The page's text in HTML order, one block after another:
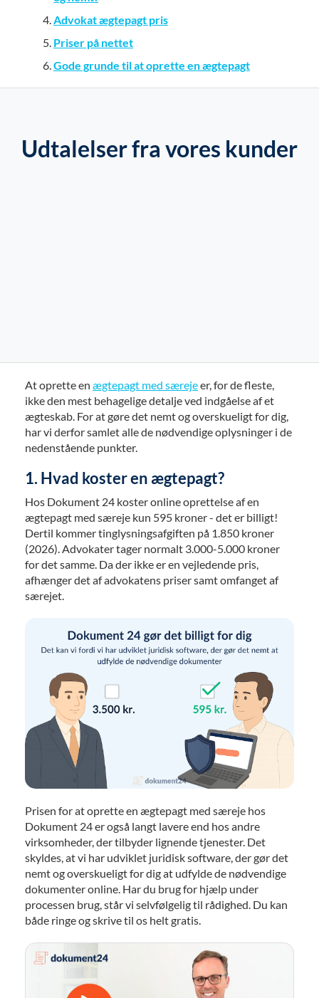
Advokat ægtepagt pris
Priser på nettet
Gode grunde til at oprette en ægtepagt
Udtalelser fra vores kunder
At oprette en ægtepagt med særejeer, for de fleste,
ikke den mest behagelige detalje ved indgåelse af et
ægteskab. For at gøre det nemt og overskueligt for dig,
har vi derfor samlet alle de nødvendige oplysninger i de
nedenstående punkter.
1. Hvad koster en ægtepagt?
Hos Dokument 24 koster online oprettelse af en
ægtepagt med særeje kun 595 kroner - det er billigt!
Dertil kommer tinglysningsafgiften på 1.850 kroner
(2026). Advokater tager normalt 3.000-5.000 kroner
for det samme. Da der ikke er en vejledende pris,
afhænger det af advokatens priser samt omfanget af
særejet.
Prisen for at oprette en ægtepagt med særeje hos
Dokument 24 er også langt lavere end hos andre
virksomheder, der tilbyder lignende tjenester. Det
skyldes, at vi har udviklet juridisk software, der gør det
nemt og overskueligt for dig at udfylde de nødvendige
dokumenter online. Har du brug for hjælp under
processen brug, står vi selvfølgelig til rådighed. Du kan
både ringe og skrive til os helt gratis.